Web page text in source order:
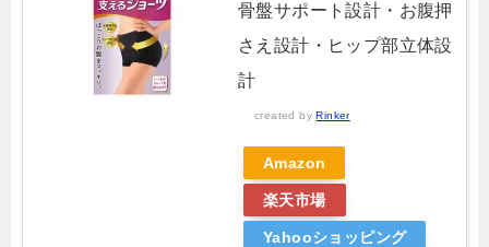
骨盤サポート設計・お腹押
さえ設計・ヒップ部立体設
計
created byRinker
Amazon
楽天市場
Yahooショッピング